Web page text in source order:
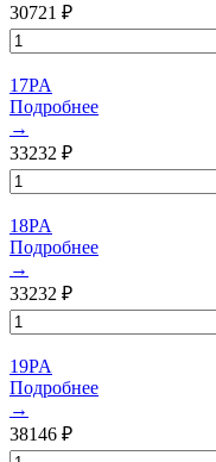
30721 ₽
17PA
Подробнее
→
33232 ₽
18PA
Подробнее
→
33232 ₽
19PA
Подробнее
→
38146 ₽